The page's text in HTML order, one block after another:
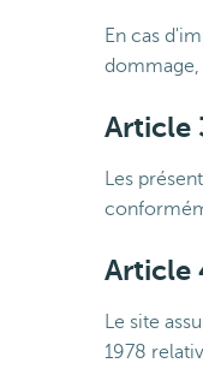
En cas
dommage,
Article
Les
Article
Le site
1978